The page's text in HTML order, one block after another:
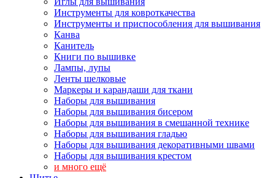
Инструменты для ковроткачества
Инструменты и приспособления для вышивания
Канва
Канитель
Книги по вышивке
Лампы, лупы
Ленты шелковые
Маркеры и карандаши для ткани
Наборы для вышивания
Наборы для вышивания бисером
Наборы для вышивания в смешанной технике
Наборы для вышивания гладью
Наборы для вышивания декоративными швами
Наборы для вышивания крестом
и много ещё